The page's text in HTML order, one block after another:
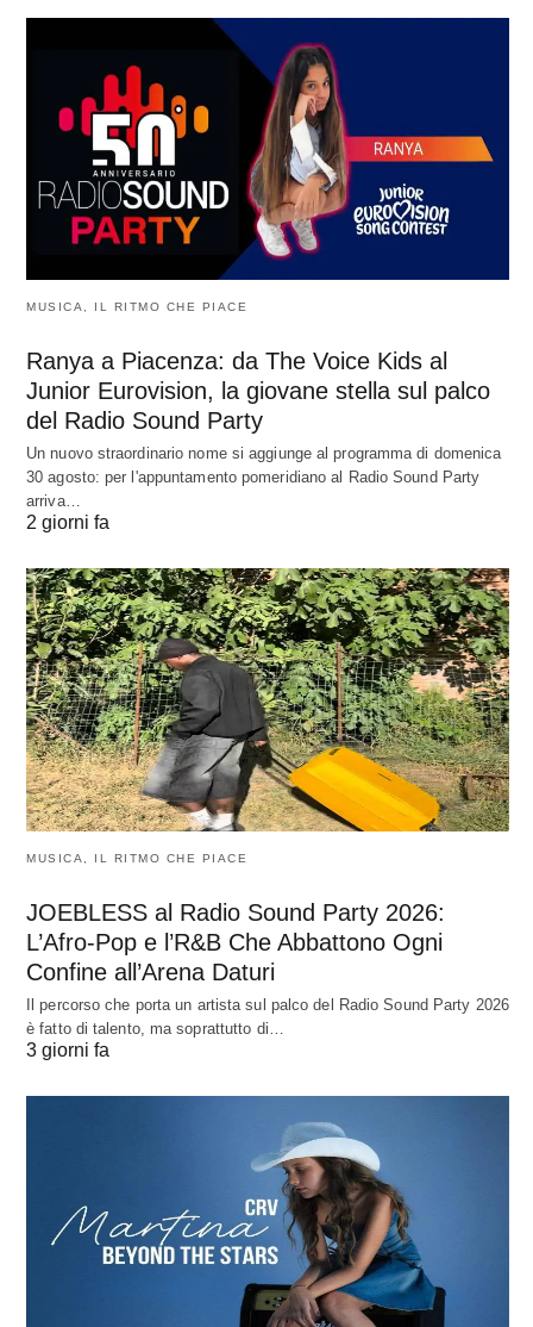
MUSICA, IL RITMO CHE PIACE
Ranya a Piacenza: da The Voice Kids al
Junior Eurovision, la giovane stella sul palco
del Radio Sound Party
Un nuovo straordinario nome si aggiunge al programma di domenica
30 agosto: per l'appuntamento pomeridiano al Radio Sound Party
arriva…
2 giorni fa
MUSICA, IL RITMO CHE PIACE
JOEBLESS al Radio Sound Party 2026:
L’Afro-Pop e l’R&B Che Abbattono Ogni
Confine all’Arena Daturi
Il percorso che porta un artista sul palco del Radio Sound Party 2026
è fatto di talento, ma soprattutto di…
3 giorni fa